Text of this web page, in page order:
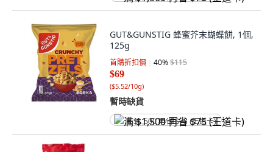
GUT&GUNSTIG 蜂蜜芥末蝴蝶餅, 1個,
125g
首購折扣價 40%$115
$69
($5.52/10g)
暫時缺貨
满 $1,500 再省 $75 (王道卡)